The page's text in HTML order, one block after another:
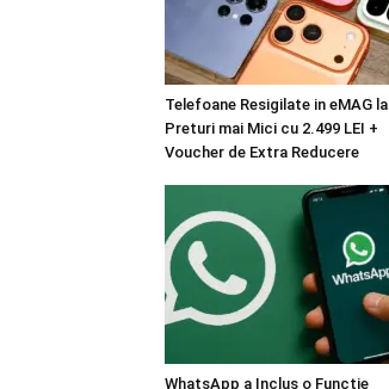
Telefoane Resigilate in eMAG la
Preturi mai Mici cu 2.499 LEI +
Voucher de Extra Reducere
WhatsApp a Inclus o Funcție